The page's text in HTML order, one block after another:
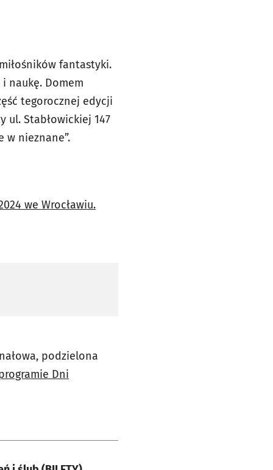
fantastyki.
naukę. Domem
tegorocznej edycji
ul. Stabłowickiej 147
w nieznane”.
we Wrocławiu.
podzielona
Dni